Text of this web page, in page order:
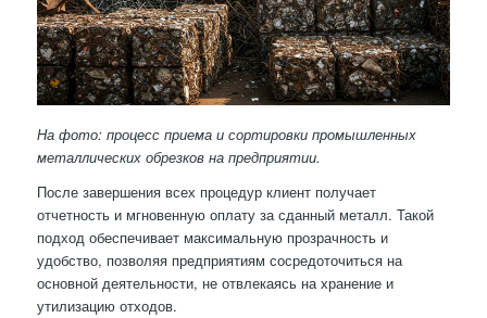
На фото: процесс приема и сортировки промышленных
металлических обрезков на предприятии.
После завершения всех процедур клиент получает
отчетность и мгновенную оплату за сданный металл. Такой
подход обеспечивает максимальную прозрачность и
удобство, позволяя предприятиям сосредоточиться на
основной деятельности, не отвлекаясь на хранение и
утилизацию отходов.